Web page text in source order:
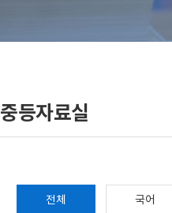
중등자료실
전체 국어